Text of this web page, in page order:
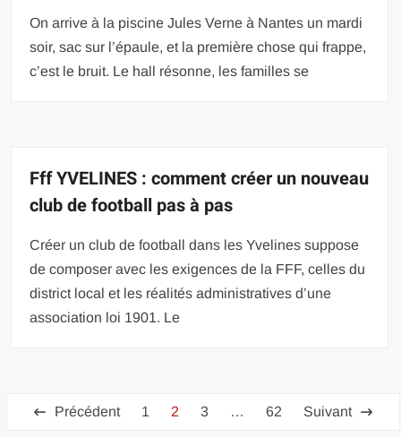
On arrive à la piscine Jules Verne à Nantes un mardi
soir, sac sur l’épaule, et la première chose qui frappe,
c’est le bruit. Le hall résonne, les familles se
Fff YVELINES : comment créer un nouveau
club de football pas à pas
Créer un club de football dans les Yvelines suppose
de composer avec les exigences de la FFF, celles du
district local et les réalités administratives d’une
association loi 1901. Le
Pagination
Précédent 1 2 3 … 62 Suivant